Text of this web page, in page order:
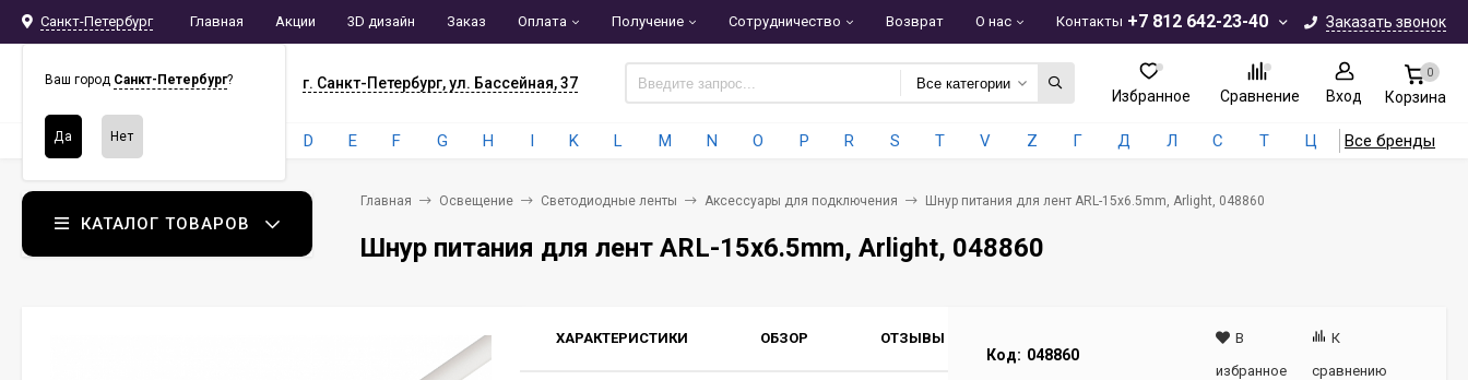
+7 812 642-23-40 Заказать звонок
Санкт-Петербург
Ваш город Санкт-Петербург?
Главная Акции 3D дизайн Заказ Оплата Получение Сотрудничество Возврат О нас Контакты
СПБСНАБ г. Санкт-Петербург, ул. Бассейная, 37 Все категории
Избранное Сравнение Вход
0
Корзина
Бренды: 4 D E F G H I K L M N O P R S T V Z Г Д Л С Т Ц Все бренды
КАТАЛОГ ТОВАРОВ
Главная Освещение Светодиодные ленты Аксессуары для подключения Шнур питания для лент ARL-15x6.5mm, Arlight, 048860
Шнур питания для лент ARL-15x6.5mm, Arlight, 048860
ХАРАКТЕРИСТИКИ ОБЗОР ОТЗЫВЫ
Код: 048860
В
избранное
К
сравнению